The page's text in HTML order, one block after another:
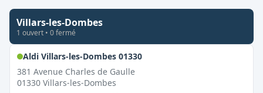
Villars-les-Dombes
1 ouvert • 0fermé
Aldi Villars-les-Dombes 01330,
381 Avenue Charles de Gaulle
01330 Villars-les-Dombes